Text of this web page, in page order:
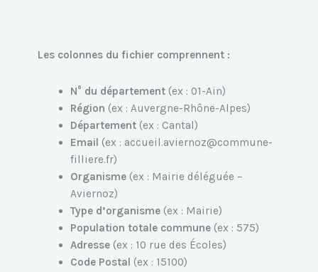
Les colonnes du fichier comprennent :
N° du département (ex : 01-Ain)
Région (ex : Auvergne-Rhône-Alpes)
Département (ex : Cantal)
Email (ex : accueil.aviernoz@commune-
filliere.fr)
Organisme (ex : Mairie déléguée –
Aviernoz)
Type d’organisme (ex : Mairie)
Population totale commune (ex : 575)
Adresse (ex : 10 rue des Écoles)
Code Postal (ex : 15100)